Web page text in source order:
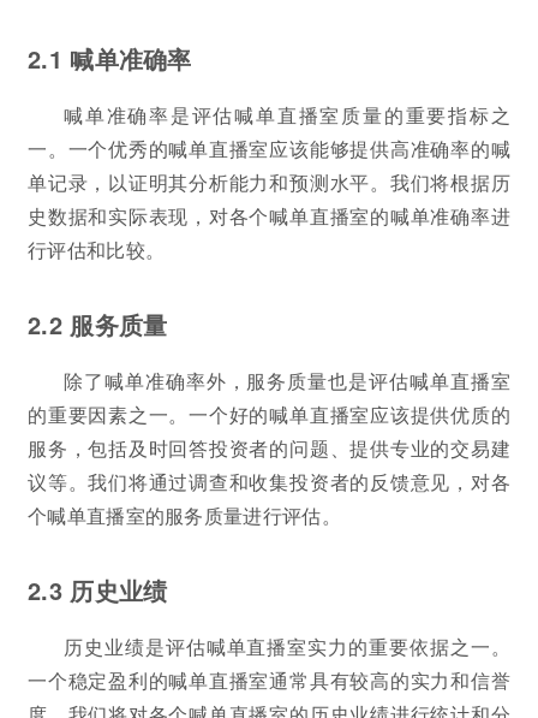
2.1 喊单准确率
喊单准确率是评估喊单直播室质量的重要指标之
一。一个优秀的喊单直播室应该能够提供高准确率的喊
单记录，以证明其分析能力和预测水平。我们将根据历
史数据和实际表现，对各个喊单直播室的喊单准确率进
行评估和比较。
2.2 服务质量
除了喊单准确率外，服务质量也是评估喊单直播室
的重要因素之一。一个好的喊单直播室应该提供优质的
服务，包括及时回答投资者的问题、提供专业的交易建
议等。我们将通过调查和收集投资者的反馈意见，对各
个喊单直播室的服务质量进行评估。
2.3 历史业绩
历史业绩是评估喊单直播室实力的重要依据之一。
一个稳定盈利的喊单直播室通常具有较高的实力和信誉